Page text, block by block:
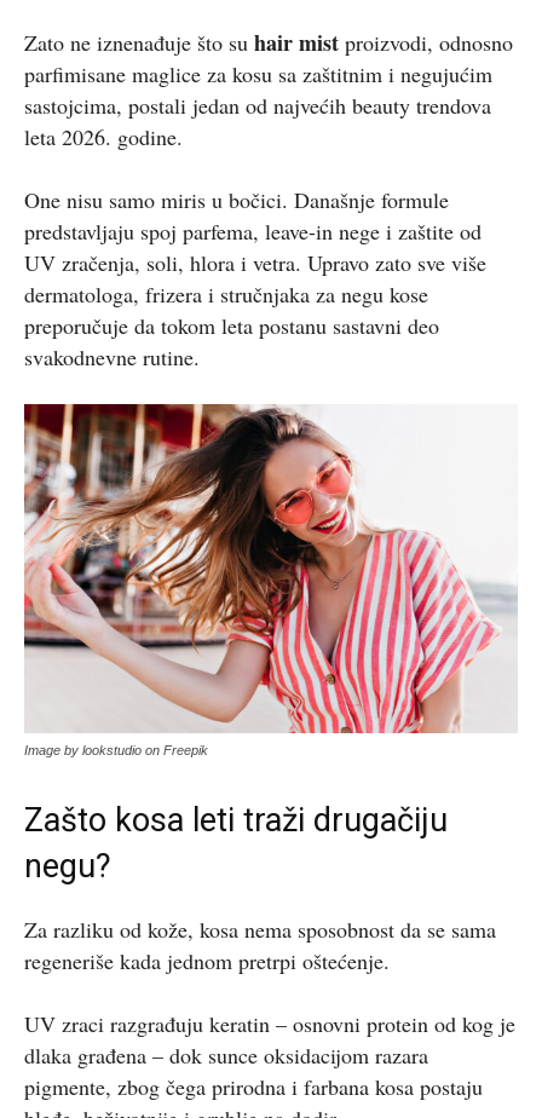
Zato ne iznenađuje što su hair mist proizvodi, odnosno
parfimisane maglice za kosu sa zaštitnim i negujućim
sastojcima, postali jedan od najvećih beauty trendova
leta 2026. godine.
One nisu samo miris u bočici. Današnje formule
predstavljaju spoj parfema, leave-in nege i zaštite od
UV zračenja, soli, hlora i vetra. Upravo zato sve više
dermatologa, frizera i stručnjaka za negu kose
preporučuje da tokom leta postanu sastavni deo
svakodnevne rutine.
Image by lookstudio on Freepik
Zašto kosa leti traži drugačiju
negu?
Za razliku od kože, kosa nema sposobnost da se sama
regeneriše kada jednom pretrpi oštećenje.
UV zraci razgrađuju keratin – osnovni protein od kog je
dlaka građena – dok sunce oksidacijom razara
pigmente, zbog čega prirodna i farbana kosa postaju